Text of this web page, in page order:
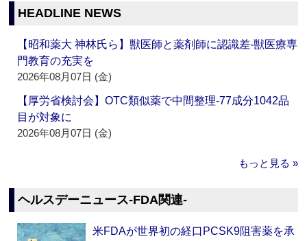
HEADLINE NEWS
【昭和薬大 神林氏ら】獣医師と薬剤師に認識差‐獣医療専
門教育の充実を
2026年08月07日 (金)
【厚労省検討会】OTC類似薬で中間整理‐77成分1042品
目が対象に
2026年08月07日 (金)
もっと見る »
ヘルスデーニュース‐FDA関連‐
米FDAが世界初の経口PCSK9阻害薬を承